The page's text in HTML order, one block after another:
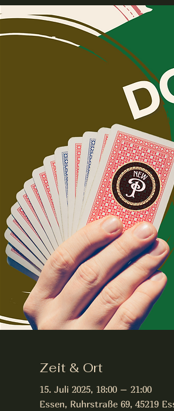
Zeit & Ort
15. Juli 2025, 18:00 – 21:00
Essen, Ruhrstraße 69, 45219